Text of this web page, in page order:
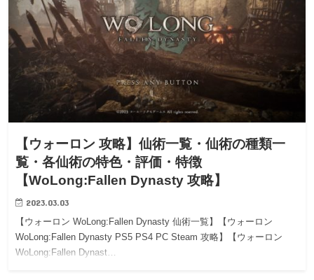
【ウォーロン 攻略】仙術一覧・仙術の種類一
覧・各仙術の特色・評価・特徴
【WoLong:Fallen Dynasty 攻略】
2023.03.03
【ウォーロン WoLong:Fallen Dynasty 仙術一覧】【ウォーロン
WoLong:Fallen Dynasty PS5 PS4 PC Steam 攻略】【ウォーロン
WoLong:Fallen Dynast…